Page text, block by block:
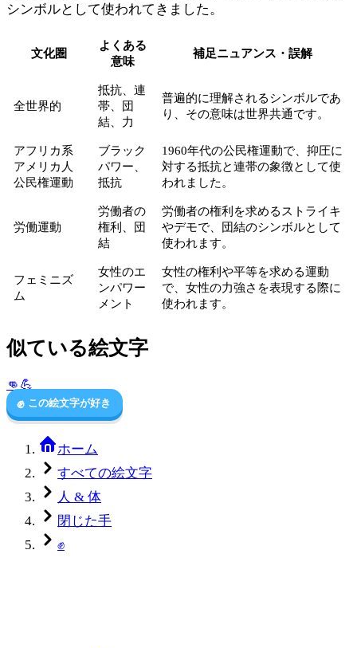
シンボルとして使われてきました。
文化圏
よくある
意味
補足ニュアンス・誤解
全世界的
抵抗、連
帯、団
結、力
普遍的に理解されるシンボルであ
り、その意味は世界共通です。
アフリカ系
アメリカ人
公民権運動
ブラック
パワー、
抵抗
1960年代の公民権運動で、抑圧に
対する抵抗と連帯の象徴として使
われました。
労働運動
労働者の
権利、団
結
労働者の権利を求めるストライキ
やデモで、団結のシンボルとして
使われます。
フェミニズ
ム
女性のエ
ンパワー
メント
女性の権利や平等を求める運動
で、女性の力強さを表現する際に
使われます。
似ている絵文字
👊 💪
✊ この絵文字が好き
ホーム
すべての絵文字
人 & 体
閉じた手
✊